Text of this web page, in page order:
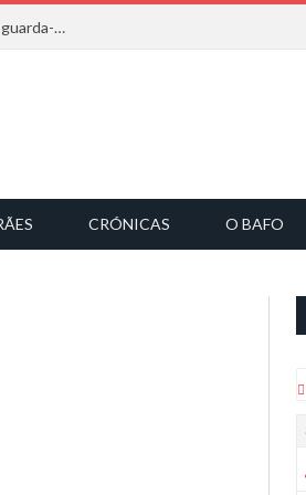
20 marcas que saem diretamente da cidade-berço para o teu guarda-roupa
CRÓNICAS O BAFO